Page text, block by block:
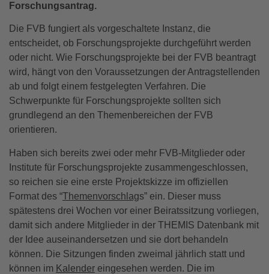
Forschungsantrag.
Die FVB fungiert als vorgeschaltete Instanz, die
entscheidet, ob Forschungsprojekte durchgeführt werden
oder nicht. Wie Forschungsprojekte bei der FVB beantragt
wird, hängt von den Voraussetzungen der Antragstellenden
ab und folgt einem festgelegten Verfahren. Die
Schwerpunkte für Forschungsprojekte sollten sich
grundlegend an den Themenbereichen der FVB
orientieren.
Haben sich bereits zwei oder mehr FVB-Mitglieder oder
Institute für Forschungsprojekte zusammengeschlossen,
so reichen sie eine erste Projektskizze im offiziellen
Format des “Themenvorschlags” ein. Dieser muss
spätestens drei Wochen vor einer Beiratssitzung vorliegen,
damit sich andere Mitglieder in der THEMIS Datenbank mit
der Idee auseinandersetzen und sie dort behandeln
können. Die Sitzungen finden zweimal jährlich statt und
können im Kalender eingesehen werden. Die im